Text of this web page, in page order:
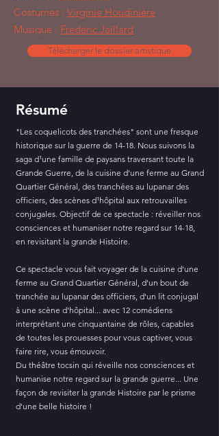
Costumes : Virginie Houdinière
Musique : Fredéric Jaillard
Télécharger le dossier artistique
Résumé
"Les coquelicots des tranchées" sont une fresque
historique sur la guerre de 14-18. Nous suivons la
saga d¹une famille de paysans traversant toute la
Grande Guerre, de la cuisine d'une ferme au Grand
Quartier Général, des tranchées au lupanar des
officiers, des scènes d¹hôpital aux retrouvailles
conjugales. Objectif de ce spectacle : réveiller nos
consciences et humaniser notre regard sur 14-18,
en revisitant la grande Histoire.
Ce spectacle vous fait voyager de la cuisine d'une
ferme au Grand Quartier Général, d'un bout de
tranchée au lupanar des officiers, d'un lit conjugal
à une scène d'hôpital... avec 12 comédiens
interprétant une cinquantaine de rôles, capables
de toutes les prouesses pour vous captiver, vous
faire rire, vous émouvoir.
Du théâtre tocsin qui réveille nos consciences et
humanise notre regard sur la grande guerre... Une
façon de revisiter la grande Histoire par le prisme
d'une belle histoire !